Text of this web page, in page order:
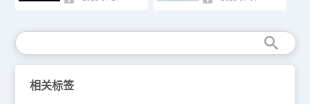
相关标签